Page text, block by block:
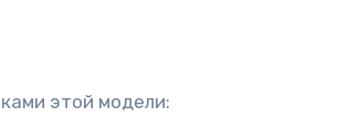
этой модели: